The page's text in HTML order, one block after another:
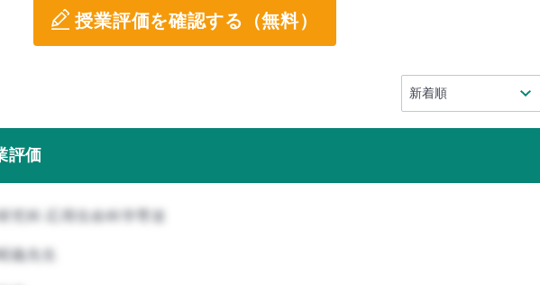
授業評価を確認する（無料）
評価
究科 応用生命科学専攻
義先生